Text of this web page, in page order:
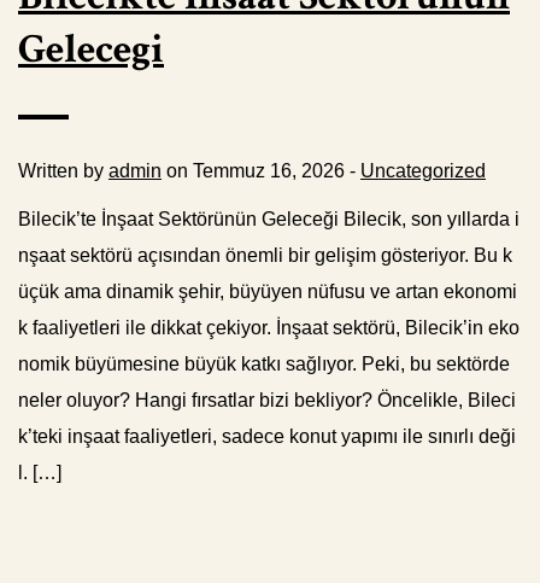
Gelecegi
Written by admin on Temmuz 16, 2026 - Uncategorized
Bilecik’te İnşaat Sektörünün Geleceği Bilecik, son yıllarda i
nşaat sektörü açısından önemli bir gelişim gösteriyor. Bu k
üçük ama dinamik şehir, büyüyen nüfusu ve artan ekonomi
k faaliyetleri ile dikkat çekiyor. İnşaat sektörü, Bilecik’in eko
nomik büyümesine büyük katkı sağlıyor. Peki, bu sektörde
neler oluyor? Hangi fırsatlar bizi bekliyor? Öncelikle, Bileci
k’teki inşaat faaliyetleri, sadece konut yapımı ile sınırlı deği
l. […]